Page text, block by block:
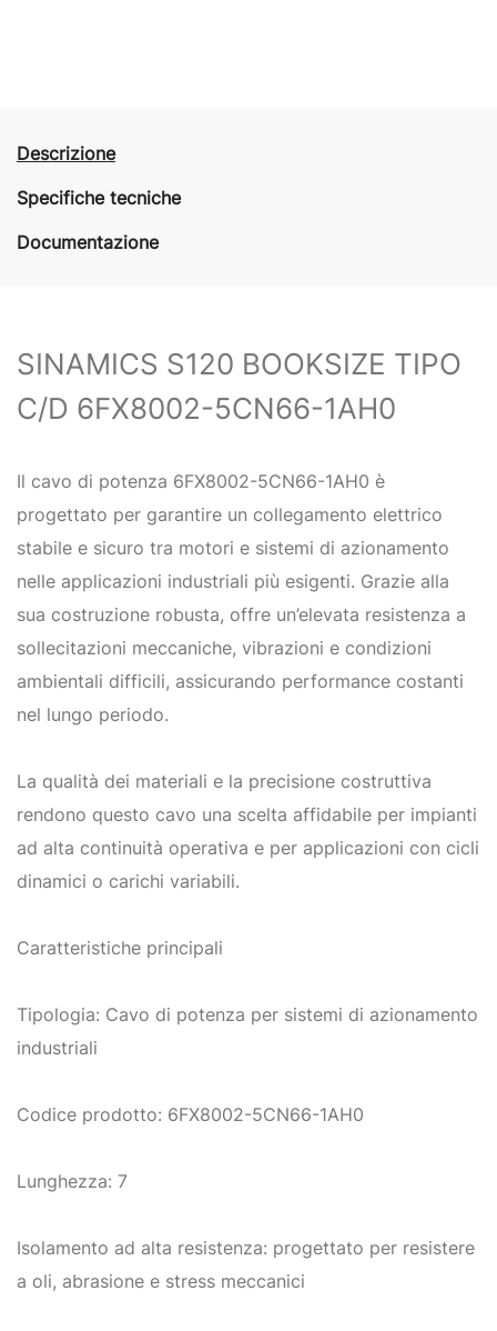
Descrizione
Specifiche tecniche
Documentazione
SINAMICS S120 BOOKSIZE TIPO
C/D 6FX8002-5CN66-1AH0
Il cavo di potenza 6FX8002-5CN66-1AH0 è
progettato per garantire un collegamento elettrico
stabile e sicuro tra motori e sistemi di azionamento
nelle applicazioni industriali più esigenti. Grazie alla
sua costruzione robusta, offre un’elevata resistenza a
sollecitazioni meccaniche, vibrazioni e condizioni
ambientali difficili, assicurando performance costanti
nel lungo periodo.
La qualità dei materiali e la precisione costruttiva
rendono questo cavo una scelta affidabile per impianti
ad alta continuità operativa e per applicazioni con cicli
dinamici o carichi variabili.
Caratteristiche principali
Tipologia: Cavo di potenza per sistemi di azionamento
industriali
Codice prodotto: 6FX8002-5CN66-1AH0
Lunghezza: 7
Isolamento ad alta resistenza: progettato per resistere
a oli, abrasione e stress meccanici